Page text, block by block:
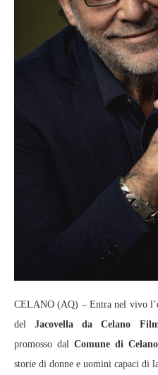
CELANO (AQ) – Entra nel vivo
delJacovella da Celano
promosso dal Comune di Celano
storie di donne e uomini capaci di